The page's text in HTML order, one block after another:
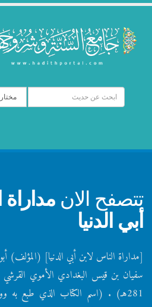
تتصفح الان مداراة
أبي الدنيا
[مداراة الناس لابن أبي الدنيا] (المؤلف)
281هـ) . (اسم الكتاب الذي طبع